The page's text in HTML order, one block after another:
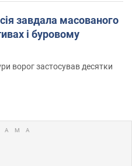
завдала масованого
і буровому
ворог застосував десятки